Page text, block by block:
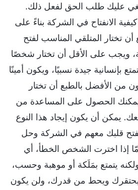
عليك طلب الحق لفعل ذلك.
الانفتاح في الشركة بناءً على
أن تختار المتلقي المناسب لفتح
ويجب على الأقل أن تختار شخصًا
بإنسانية جيدة نسبيًا، ويكون أمينًا
من الأفضل بالطبع أن تختار
الحصول على المساعدة من
يمكن أن يكون إيجاد هذا النوع
قلبك معهم في الشركة وحل
إذا اخترت الشخص الخطأ، أي
يتمتع بمَلَكة أو موهبة وحسب،
ويحط من قدرك، ولن يكون